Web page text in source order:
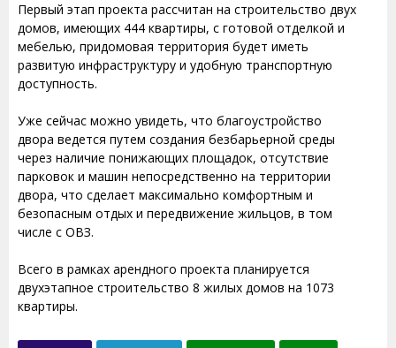
Первый этап проекта рассчитан на строительство двух
домов, имеющих 444 квартиры, с готовой отделкой и
мебелью, придомовая территория будет иметь
развитую инфраструктуру и удобную транспортную
доступность.
Уже сейчас можно увидеть, что благоустройство
двора ведется путем создания безбарьерной среды
через наличие понижающих площадок, отсутствие
парковок и машин непосредственно на территории
двора, что сделает максимально комфортным и
безопасным отдых и передвижение жильцов, в том
числе с ОВЗ.
Всего в рамках арендного проекта планируется
двухэтапное строительство 8 жилых домов на 1073
квартиры.